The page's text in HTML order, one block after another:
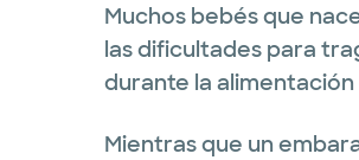
Muchos bebés que
las dificultades para
durante la
Mientras que un